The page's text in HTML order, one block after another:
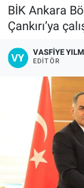
BİK Ankara
Çankırı’ya
VASFIYE
EDITÖR